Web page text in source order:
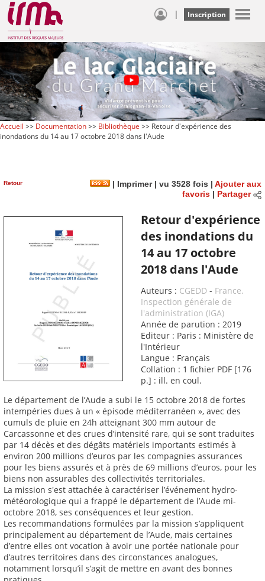
| Inscription
Accueil >> Documentation>> Bibliothèque >> Retour d'expérience des
inondations du 14 au 17 octobre 2018 dans l'Aude
Retour | Imprimer| vu 3528 fois | Ajouter aux
favoris| Partager
Retour d'expérience
des inondations du
14 au 17 octobre
2018 dans l'Aude
Auteurs : CGEDD - France.
Inspection générale de
l'administration (IGA)
Année de parution : 2019
Editeur : Paris : Ministère de
l'Intérieur
Langue : Français
Collation : 1 fichier PDF [176
p.] : ill. en coul.
Le département de l’Aude a subi le 15 octobre 2018 de fortes
intempéries dues à un « épisode méditerranéen », avec des
cumuls de pluie en 24h atteignant 300 mm autour de
Carcassonne et des crues d’intensité rare, qui se sont traduites
par 14 décès et des dégâts matériels importants estimés à
environ 200 millions d’euros par les compagnies assurances
pour les biens assurés et à près de 69 millions d’euros, pour les
biens non assurables des collectivités territoriales.
La mission s'est attachée à caractériser l’événement hydro-
météorologique qui a frappé le département de l’Aude mi-
octobre 2018, ses conséquences et leur gestion.
Les recommandations formulées par la mission s’appliquent
principalement au département de l’Aude, mais certaines
d’entre elles ont vocation à avoir une portée nationale pour
d’autres territoires dans des circonstances analogues,
notamment lorsqu’il s’agit de mettre en avant des bonnes